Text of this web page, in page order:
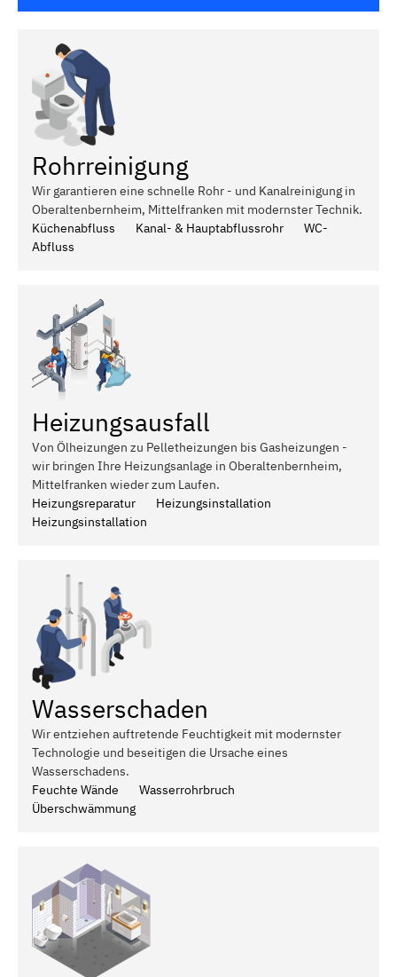
Rohrreinigung
Wir garantieren eine schnelle Rohr - und Kanalreinigung in
Oberaltenbernheim, Mittelfranken mit modernster Technik.
Küchenabfluss
Kanal- & Hauptabflussrohr
WC-
Abfluss
Heizungsausfall
Von Ölheizungen zu Pelletheizungen bis Gasheizungen -
wir bringen Ihre Heizungsanlage in Oberaltenbernheim,
Mittelfranken wieder zum Laufen.
Heizungsreparatur
Heizungsinstallation
Heizungsinstallation
Wasserschaden
Wir entziehen auftretende Feuchtigkeit mit modernster
Technologie und beseitigen die Ursache eines
Wasserschadens.
Feuchte Wände
Wasserrohrbruch
Überschwämmung